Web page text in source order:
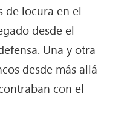
de locura en el
desde el
Una y otra
desde más allá
con el